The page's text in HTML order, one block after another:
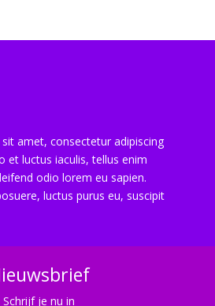
amet, consectetur adipiscing
et luctus iaculis, tellus enim
odio lorem eu sapien.
luctus purus eu, suscipit
Schrijf je nu in